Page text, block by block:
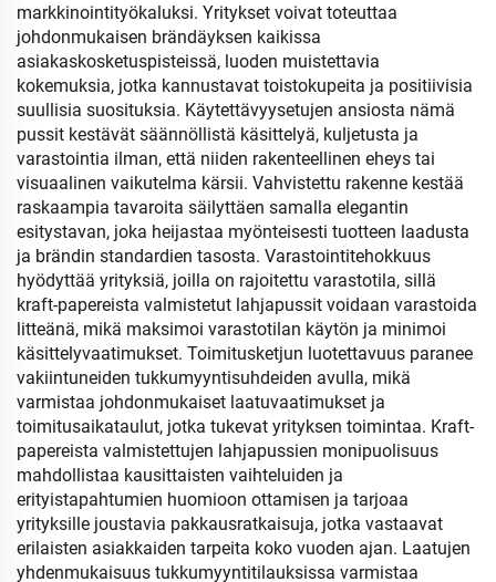
markkinointityökaluksi. Yritykset voivat toteuttaa
johdonmukaisen brändäyksen kaikissa
asiakaskosketuspisteissä, luoden muistettavia
kokemuksia, jotka kannustavat toistokupeita ja positiivisia
suullisia suosituksia. Käytettävyysetujen ansiosta nämä
pussit kestävät säännöllistä käsittelyä, kuljetusta ja
varastointia ilman, että niiden rakenteellinen eheys tai
visuaalinen vaikutelma kärsii. Vahvistettu rakenne kestää
raskaampia tavaroita säilyttäen samalla elegantin
esitystavan, joka heijastaa myönteisesti tuotteen laadusta
ja brändin standardien tasosta. Varastointitehokkuus
hyödyttää yrityksiä, joilla on rajoitettu varastotila, sillä
kraft-papereista valmistetut lahjapussit voidaan varastoida
litteänä, mikä maksimoi varastotilan käytön ja minimoi
käsittelyvaatimukset. Toimitusketjun luotettavuus paranee
vakiintuneiden tukkumyyntisuhdeiden avulla, mikä
varmistaa johdonmukaiset laatuvaatimukset ja
toimitusaikataulut, jotka tukevat yrityksen toimintaa. Kraft-
papereista valmistettujen lahjapussien monipuolisuus
mahdollistaa kausittaisten vaihteluiden ja
erityistapahtumien huomioon ottamisen ja tarjoaa
yrityksille joustavia pakkausratkaisuja, jotka vastaavat
erilaisten asiakkaiden tarpeita koko vuoden ajan. Laatujen
yhdenmukaisuus tukkumyyntitilauksissa varmistaa